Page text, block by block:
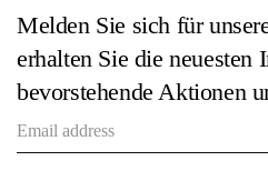
Melden Sie sich für
erhalten Sie die neuesten
bevorstehende Aktionen